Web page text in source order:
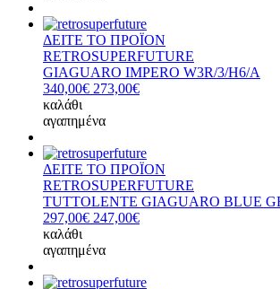
ΔΕΙΤΕ ΤΟ ΠΡΟΪΟΝ
RETROSUPERFUTURE
GIAGUARO IMPERO W3R/3/H6/A
340,00€ 273,00€
καλάθι
αγαπημένα
ΔΕΙΤΕ ΤΟ ΠΡΟΪΟΝ
RETROSUPERFUTURE
TUTTOLENTE GIAGUARO BLUE
297,00€ 247,00€
καλάθι
αγαπημένα